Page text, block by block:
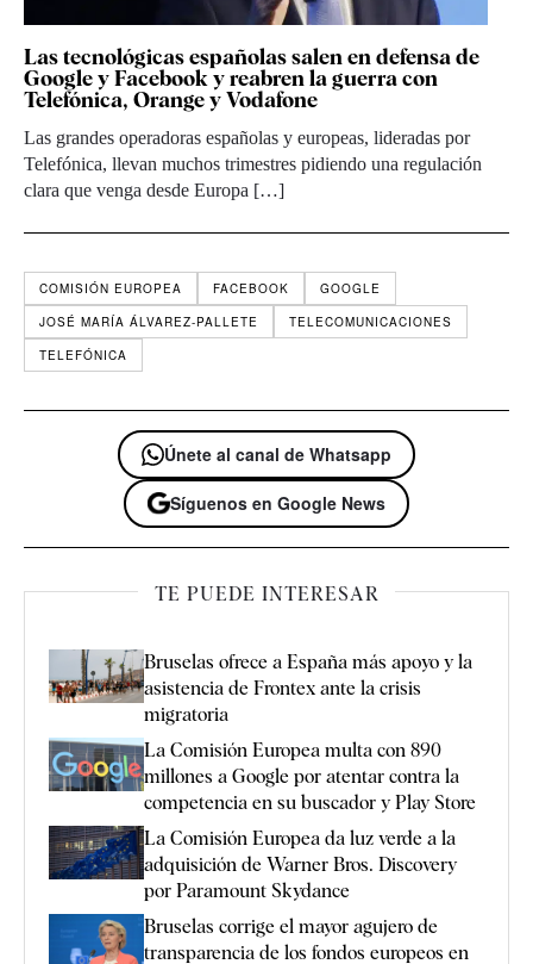
Las tecnológicas españolas salen en defensa de
Google y Facebook y reabren la guerra con
Telefónica, Orange y Vodafone
Las grandes operadoras españolas y europeas, lideradas por
Telefónica, llevan muchos trimestres pidiendo una regulación
clara que venga desde Europa […]
COMISIÓN EUROPEA FACEBOOK
GOOGLE
JOSÉ MARÍA ÁLVAREZ-PALLETE
TELECOMUNICACIONES
TELEFÓNICA
Únete al canal de Whatsapp
Síguenos en Google News
TE PUEDE INTERESAR
Bruselas ofrece a España más apoyo y la
asistencia de Frontex ante la crisis
migratoria
La Comisión Europea multa con 890
millones a Google por atentar contra la
competencia en su buscador y Play Store
La Comisión Europea da luz verde a la
adquisición de Warner Bros. Discovery
por Paramount Skydance
Bruselas corrige el mayor agujero de
transparencia de los fondos europeos en